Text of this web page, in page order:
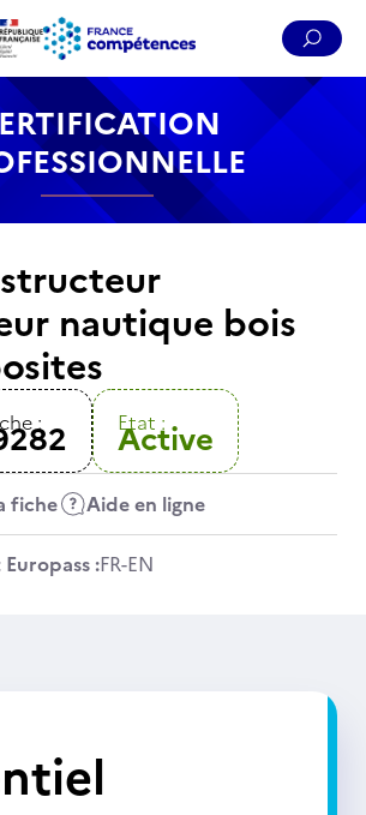
Menu Pied de page
de navigation
nautique bois
: Etat :
Active
fiche Aide en ligne
:FR-EN